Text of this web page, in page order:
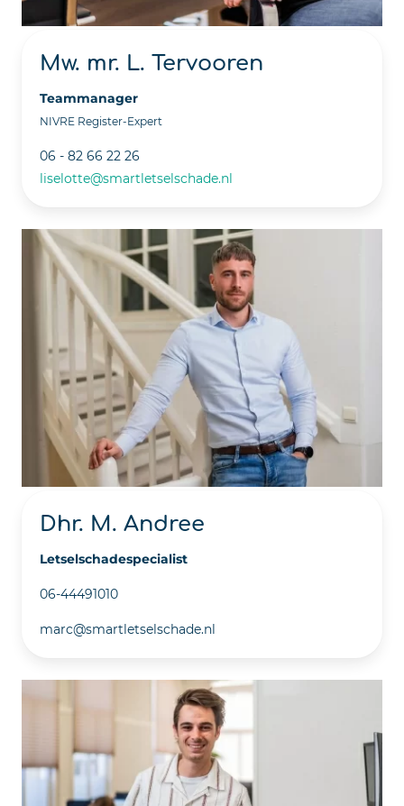
Mw. mr. L. Tervooren
Teammanager
NIVRE Register-Expert
06 - 82 66 22 26
liselotte@smartletselschade.nl
Dhr. M. Andree
Letselschadespecialist
06-44491010
marc@smartletselschade.nl